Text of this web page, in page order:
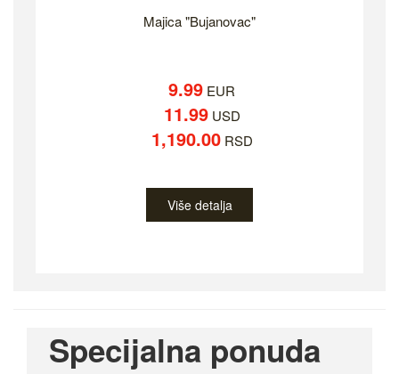
Majica "Bujanovac"
9.99 EUR
11.99USD
1,190.00RSD
Više detalja
Specijalna ponuda